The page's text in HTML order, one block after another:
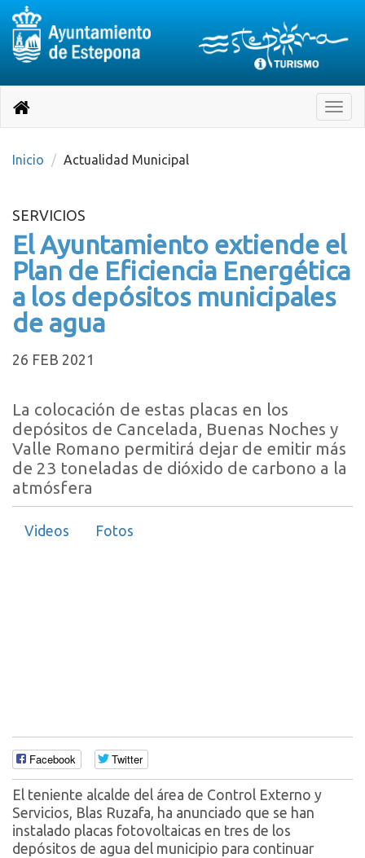
página
Toggle
Destino:
Volver
inicio
Inicio Actualidad Municipal
SERVICIOS
El Ayuntamiento extiende el
Plan de Eficiencia Energética
a los depósitos municipales
de agua
26 FEB 2021
La colocación de estas placas en los
depósitos de Cancelada, Buenas Noches y
Valle Romano permitirá dejar de emitir más
de 23 toneladas de dióxido de carbono a la
atmósfera
Videos Fotos
Facebook Twitter
El teniente alcalde del área de Control Externo y
Servicios, Blas Ruzafa, ha anunciado que se han
instalado placas fotovoltaicas en tres de los
depósitos de agua del municipio para continuar